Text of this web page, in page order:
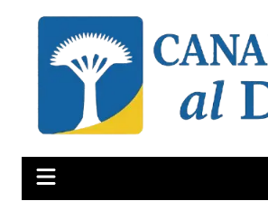
contenido